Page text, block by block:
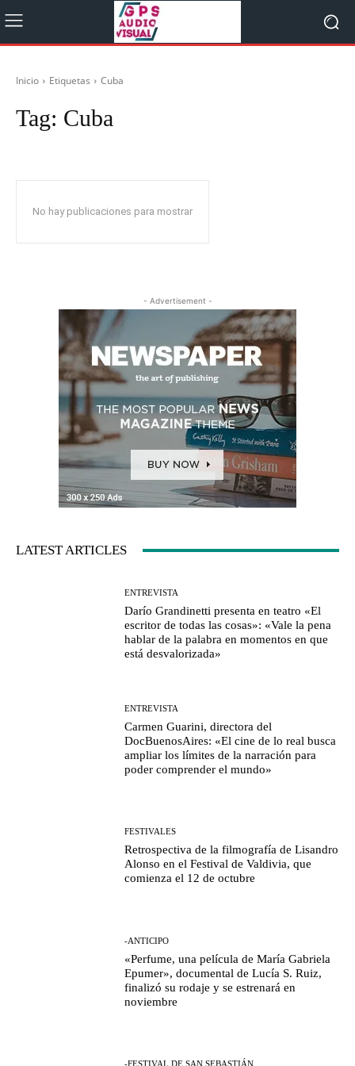
Inicio Etiquetas Cuba
Tag: Cuba
No hay publicaciones para mostrar
- Advertisement -
LATEST ARTICLES
ENTREVISTA
Darío Grandinetti presenta en teatro «El
escritor de todas las cosas»: «Vale la pena
hablar de la palabra en momentos en que
está desvalorizada»
ENTREVISTA
Carmen Guarini, directora del
DocBuenosAires: «El cine de lo real busca
ampliar los límites de la narración para
poder comprender el mundo»
FESTIVALES
Retrospectiva de la filmografía de Lisandro
Alonso en el Festival de Valdivia, que
comienza el 12 de octubre
-ANTICIPO
«Perfume, una película de María Gabriela
Epumer», documental de Lucía S. Ruiz,
finalizó su rodaje y se estrenará en
noviembre
-FESTIVAL DE SAN SEBASTIÁN